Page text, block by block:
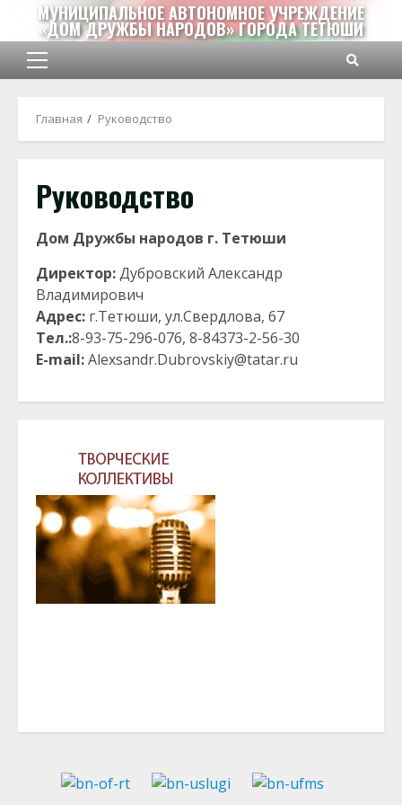
Перейти
содержимому
МУНИЦИПАЛЬНОЕ АВТОНОМНОЕ УЧРЕЖДЕНИЕ
«ДОМ ДРУЖБЫ НАРОДОВ» ГОРОДА ТЕТЮШИ
Основное
Главная Руководство
Руководство
Дом Дружбы народов г. Тетюши
Директор:Дубровский Александр
Владимирович
Адрес: г.Тетюши, ул.Свердлова, 67
Тел.:8-93-75-296-076, 8-84373-2-56-30
E-mail:Alexsandr.Dubrovskiy@tatar.ru